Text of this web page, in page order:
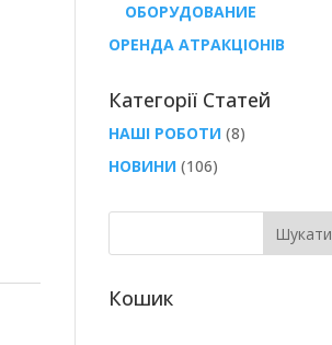
ОБОРУДОВАНИЕ
ОРЕНДА АТРАКЦІОНІВ
Категорії Статей
НАШІ РОБОТИ(8)
НОВИНИ(106)
Кошик